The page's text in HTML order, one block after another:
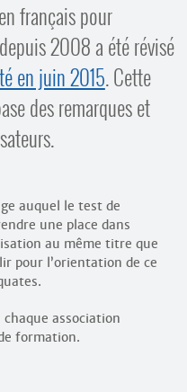
français pour
2008 a été révisé
en juin 2015. Cette
des remarques et
auquel le test de
une place dans
au même titre que
pour l’orientation de ce
association
formation.